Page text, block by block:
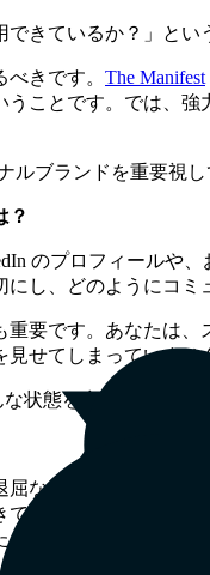
きているか？」とい
きです。 The Manifest
ことです。では、
ルブランドを重要視し
？
のプロフィールや
し、どのようにコ
重要です。あなたは
せてしまっていませ
状態を卒業するお手
なビジネススタイ
も、画面共有をし
どんな状況でも輝